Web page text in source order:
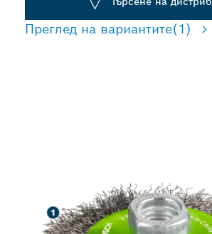
Преглед на вариантите(1)